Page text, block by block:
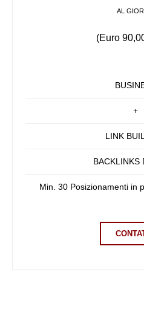
AL
(Euro
+
LINK
BACKLINKS
Min. 30 Posizionamenti in